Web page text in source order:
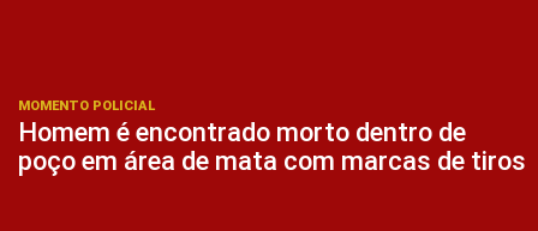
MOMENTO POLICIAL
Homem é encontrado morto dentro de
poço em área de mata com marcas de tiros